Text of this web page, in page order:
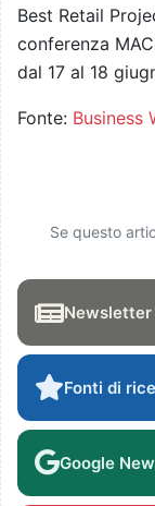
Best Retail
conferenza
dal 17 al 18
Fonte: Business
Se questo
Fonti di
Google